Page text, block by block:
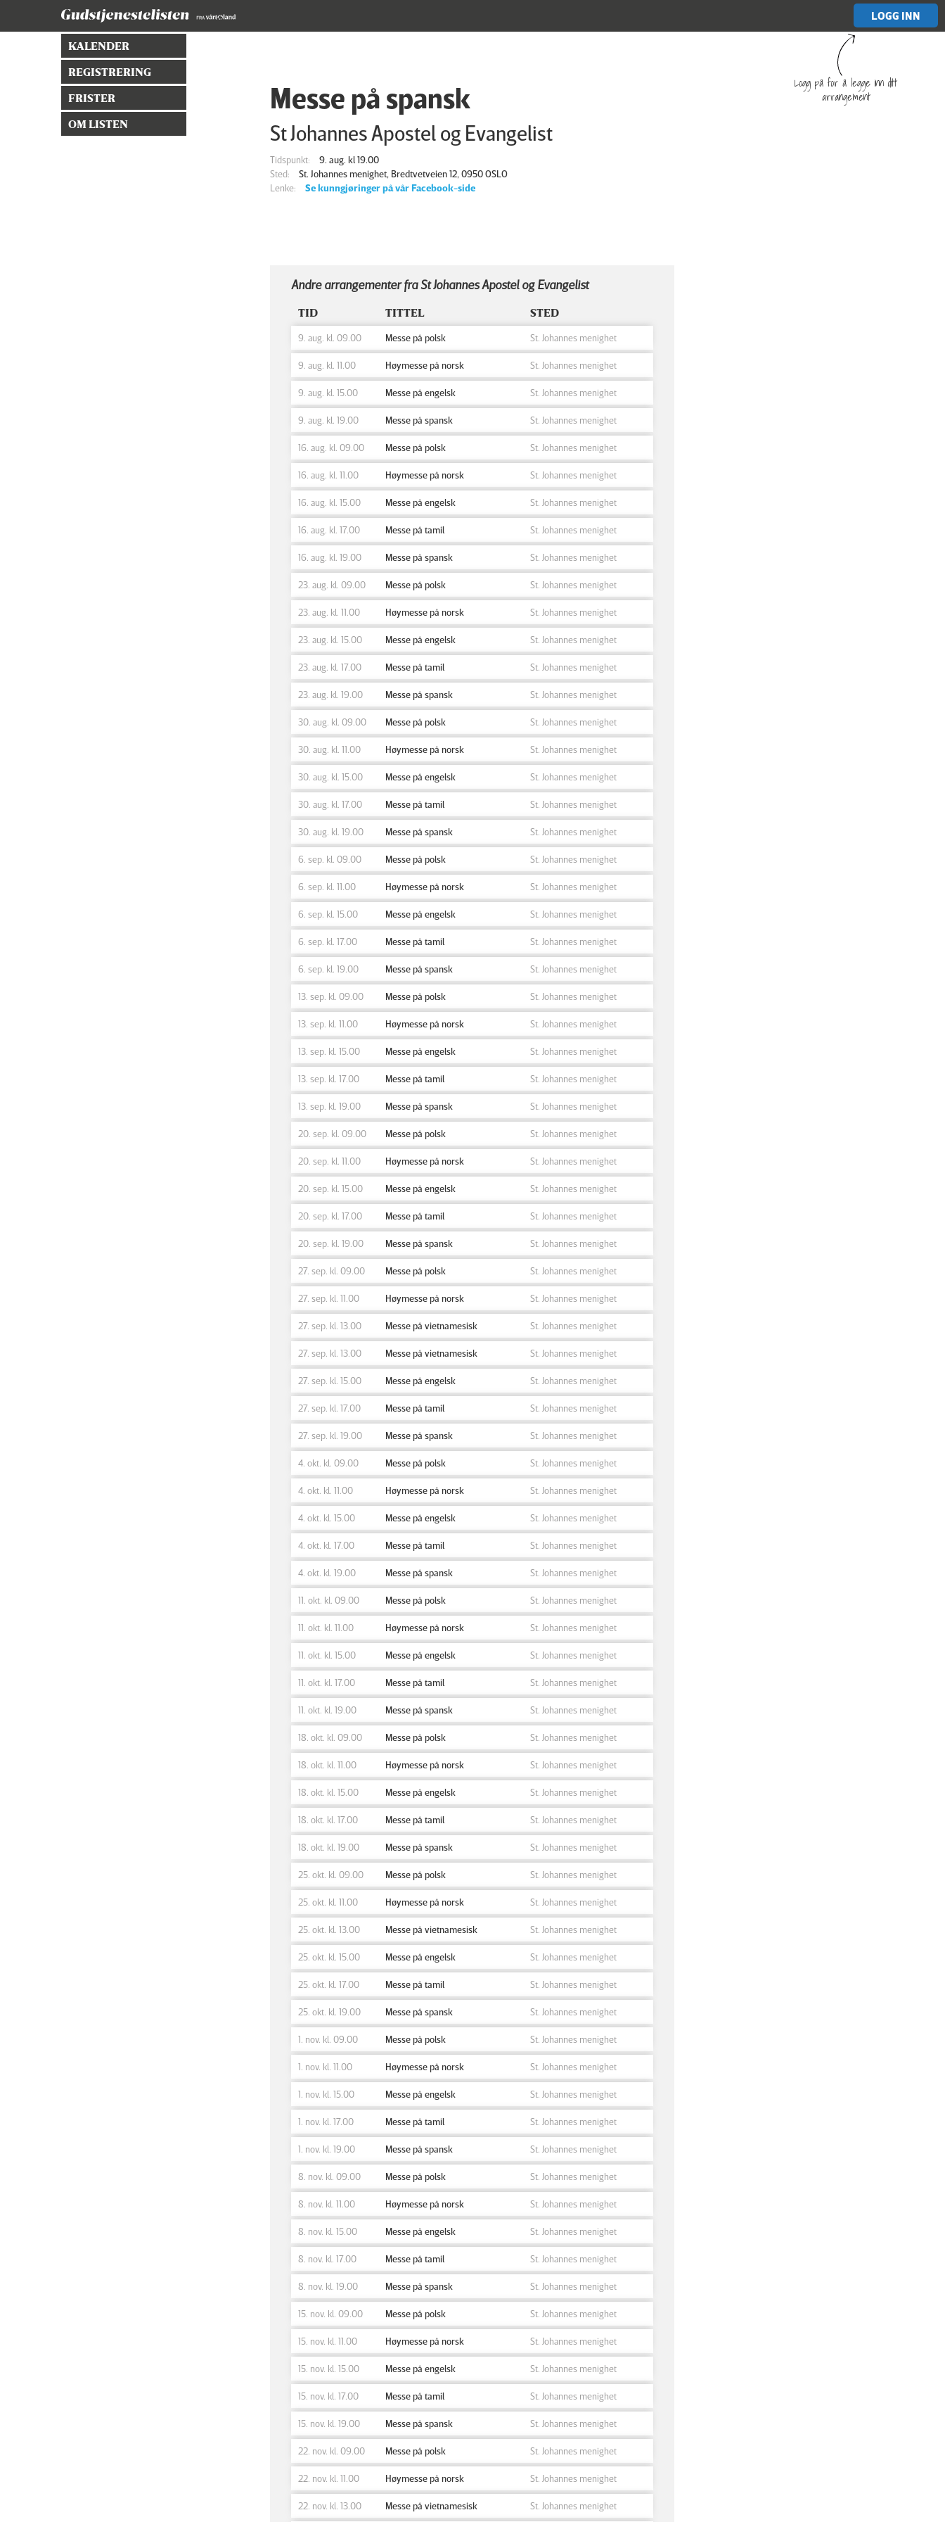
LOGG INN
Logg på for å legge inn ditt
arrangement
KALENDER
REGISTRERING
FRISTER
OM LISTEN
Messe på spansk
St Johannes Apostel og Evangelist
Tidspunkt:
9. aug. kl 19.00
Sted:
St. Johannes menighet, Bredtvetveien 12, 0950 OSLO
Lenke:
Se kunngjøringer på vår Facebook-side
Andre arrangementer fra St Johannes Apostel og Evangelist
TID TITTEL STED
9. aug. kl. 09.00 Messe på polsk St. Johannes menighet
9. aug. kl. 11.00 Høymesse på norsk St. Johannes menighet
9. aug. kl. 15.00 Messe på engelsk St. Johannes menighet
9. aug. kl. 19.00 Messe på spansk St. Johannes menighet
16. aug. kl. 09.00 Messe på polsk St. Johannes menighet
16. aug. kl. 11.00 Høymesse på norsk St. Johannes menighet
16. aug. kl. 15.00 Messe på engelsk St. Johannes menighet
16. aug. kl. 17.00 Messe på tamil St. Johannes menighet
16. aug. kl. 19.00 Messe på spansk St. Johannes menighet
23. aug. kl. 09.00 Messe på polsk St. Johannes menighet
23. aug. kl. 11.00 Høymesse på norsk St. Johannes menighet
23. aug. kl. 15.00 Messe på engelsk St. Johannes menighet
23. aug. kl. 17.00 Messe på tamil St. Johannes menighet
23. aug. kl. 19.00 Messe på spansk St. Johannes menighet
30. aug. kl. 09.00 Messe på polsk St. Johannes menighet
30. aug. kl. 11.00 Høymesse på norsk St. Johannes menighet
30. aug. kl. 15.00 Messe på engelsk St. Johannes menighet
30. aug. kl. 17.00 Messe på tamil St. Johannes menighet
30. aug. kl. 19.00 Messe på spansk St. Johannes menighet
6. sep. kl. 09.00 Messe på polsk St. Johannes menighet
6. sep. kl. 11.00 Høymesse på norsk St. Johannes menighet
6. sep. kl. 15.00 Messe på engelsk St. Johannes menighet
6. sep. kl. 17.00 Messe på tamil St. Johannes menighet
6. sep. kl. 19.00 Messe på spansk St. Johannes menighet
13. sep. kl. 09.00 Messe på polsk St. Johannes menighet
13. sep. kl. 11.00 Høymesse på norsk St. Johannes menighet
13. sep. kl. 15.00 Messe på engelsk St. Johannes menighet
13. sep. kl. 17.00 Messe på tamil St. Johannes menighet
13. sep. kl. 19.00 Messe på spansk St. Johannes menighet
20. sep. kl. 09.00 Messe på polsk St. Johannes menighet
20. sep. kl. 11.00 Høymesse på norsk St. Johannes menighet
20. sep. kl. 15.00 Messe på engelsk St. Johannes menighet
20. sep. kl. 17.00 Messe på tamil St. Johannes menighet
20. sep. kl. 19.00 Messe på spansk St. Johannes menighet
27. sep. kl. 09.00 Messe på polsk St. Johannes menighet
27. sep. kl. 11.00 Høymesse på norsk St. Johannes menighet
27. sep. kl. 13.00 Messe på vietnamesisk St. Johannes menighet
27. sep. kl. 13.00 Messe på vietnamesisk St. Johannes menighet
27. sep. kl. 15.00 Messe på engelsk St. Johannes menighet
27. sep. kl. 17.00 Messe på tamil St. Johannes menighet
27. sep. kl. 19.00 Messe på spansk St. Johannes menighet
4. okt. kl. 09.00 Messe på polsk St. Johannes menighet
4. okt. kl. 11.00 Høymesse på norsk St. Johannes menighet
4. okt. kl. 15.00 Messe på engelsk St. Johannes menighet
4. okt. kl. 17.00 Messe på tamil St. Johannes menighet
4. okt. kl. 19.00 Messe på spansk St. Johannes menighet
11. okt. kl. 09.00 Messe på polsk St. Johannes menighet
11. okt. kl. 11.00 Høymesse på norsk St. Johannes menighet
11. okt. kl. 15.00 Messe på engelsk St. Johannes menighet
11. okt. kl. 17.00 Messe på tamil St. Johannes menighet
11. okt. kl. 19.00 Messe på spansk St. Johannes menighet
18. okt. kl. 09.00 Messe på polsk St. Johannes menighet
18. okt. kl. 11.00 Høymesse på norsk St. Johannes menighet
18. okt. kl. 15.00 Messe på engelsk St. Johannes menighet
18. okt. kl. 17.00 Messe på tamil St. Johannes menighet
18. okt. kl. 19.00 Messe på spansk St. Johannes menighet
25. okt. kl. 09.00 Messe på polsk St. Johannes menighet
25. okt. kl. 11.00 Høymesse på norsk St. Johannes menighet
25. okt. kl. 13.00 Messe på vietnamesisk St. Johannes menighet
25. okt. kl. 15.00 Messe på engelsk St. Johannes menighet
25. okt. kl. 17.00 Messe på tamil St. Johannes menighet
25. okt. kl. 19.00 Messe på spansk St. Johannes menighet
1. nov. kl. 09.00 Messe på polsk St. Johannes menighet
1. nov. kl. 11.00 Høymesse på norsk St. Johannes menighet
1. nov. kl. 15.00 Messe på engelsk St. Johannes menighet
1. nov. kl. 17.00 Messe på tamil St. Johannes menighet
1. nov. kl. 19.00 Messe på spansk St. Johannes menighet
8. nov. kl. 09.00 Messe på polsk St. Johannes menighet
8. nov. kl. 11.00 Høymesse på norsk St. Johannes menighet
8. nov. kl. 15.00 Messe på engelsk St. Johannes menighet
8. nov. kl. 17.00 Messe på tamil St. Johannes menighet
8. nov. kl. 19.00 Messe på spansk St. Johannes menighet
15. nov. kl. 09.00 Messe på polsk St. Johannes menighet
15. nov. kl. 11.00 Høymesse på norsk St. Johannes menighet
15. nov. kl. 15.00 Messe på engelsk St. Johannes menighet
15. nov. kl. 17.00 Messe på tamil St. Johannes menighet
15. nov. kl. 19.00 Messe på spansk St. Johannes menighet
22. nov. kl. 09.00 Messe på polsk St. Johannes menighet
22. nov. kl. 11.00 Høymesse på norsk St. Johannes menighet
22. nov. kl. 13.00 Messe på vietnamesisk St. Johannes menighet